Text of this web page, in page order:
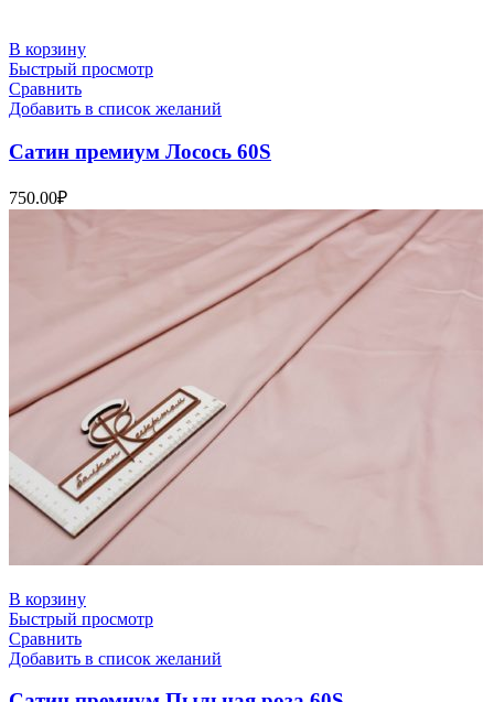
В корзину
Быстрый просмотр
Сравнить
Добавить в список желаний
Сатин премиум Лосось 60S
750.00₽
В корзину
Быстрый просмотр
Сравнить
Добавить в список желаний